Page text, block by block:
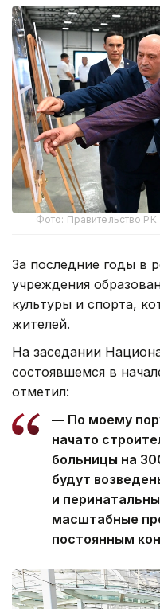
Фото: Правительство РК
За последние годы в
учреждения
культуры и спорта,
жителей.
На заседании
состоявшемся в
отметил:
— По моему
начато
больницы на
будут
и
масштабные
постоянным